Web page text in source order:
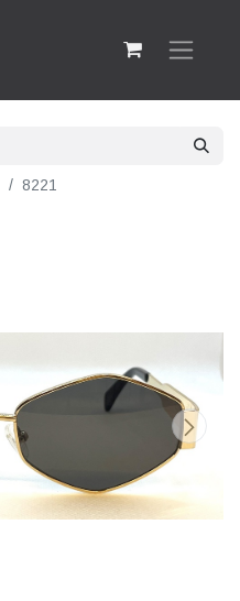
8221